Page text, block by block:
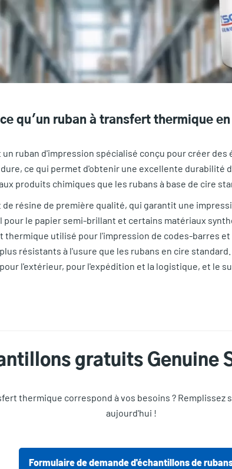
qu'un ruban à transfert thermique
ruban d'impression spécialisé conçu pour créer
ce qui permet d'obtenir une excellente
produits chimiques que les rubans à base de cire
résine de première qualité, qui garantit une
le papier semi-brillant et certains matériaux
thermique utilisé pour l'impression de codes-barres
résistants à l'usure que les rubans en cire
l'extérieur, pour l'expédition et la logistique, et le
gratuits Genuine
thermique correspond à vos besoins ?
aujourd'hui !
Formulaire de demande d'échantillons de